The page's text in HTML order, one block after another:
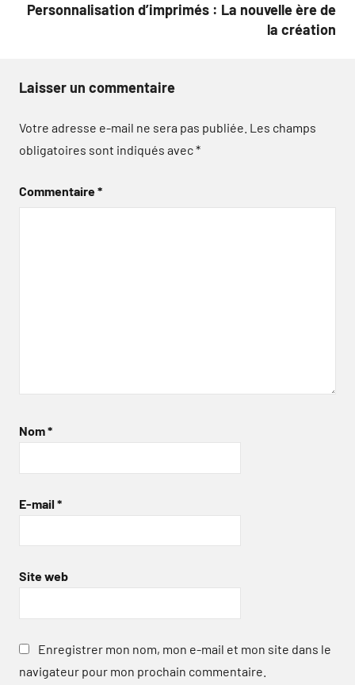
Personnalisation d’imprimés : La nouvelle ère de
la création
Laisser un commentaire
Votre adresse e-mail ne sera pas publiée. Les champs
obligatoires sont indiqués avec*
Commentaire*
Nom*
E-mail *
Site web
Enregistrer mon nom, mon e-mail et mon site dans le
navigateur pour mon prochain commentaire.